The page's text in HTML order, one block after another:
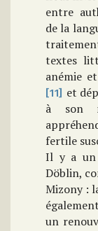
entre
de la
textes
anémie
[11] et
à son
fertile
Il y a un
Döblin,
Mizony :
un